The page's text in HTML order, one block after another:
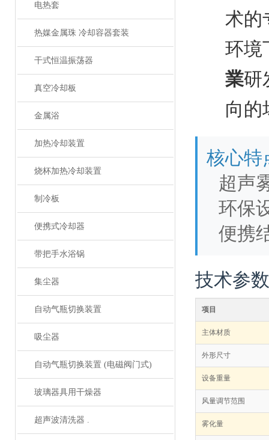
电热套
热媒金属珠 冷却容器套装
干式恒温振荡器
真空冷却板
金属浴
加热冷却装置
烧杯加热冷却装置
制冷板
便携式冷却器
带把手水浴锅
集尘器
自动气瓶切换装置
吸尘器
自动气瓶切换装置 (电磁阀门式)
玻璃器具用干燥器
超声波清洗器 .
术的
环境
業研
向的
核心特
超声
环保
便携
技术参数
项目
主体材质
外形尺寸
设备重量
风量调节范围
雾化量